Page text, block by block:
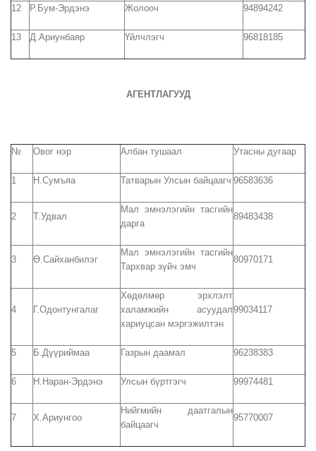
12 Р.Бум-Эрдэнэ Жолооч 94894242
13 Д.Ариунбаяр Үйлчлэгч 96818185
АГЕНТЛАГУУД
№ Овог нэр Албан тушаал Утасны дугаар
1 Н.Сумъяа Татварын Улсын байцаагч 96583636
2 Т.Удвал
Мал эмнэлэгийн тасгийн
дарга
89483438
3 Ө.Сайханбилэг
Мал эмнэлэгийн тасгийн
Тархвар зүйч эмч
80970171
4 Г.Одонтунгалаг
Хөдөлмөр эрхлэлт
халамжийн асуудал
хариуцсан мэргэжилтэн
99034117
5 Б.Дүүриймаа Газрын даамал 96238383
6 Н.Наран-Эрдэнэ Улсын бүртгэгч 99974481
7 Х.Ариунгоо
Нийгмийн даатгалын
байцаагч
95770007